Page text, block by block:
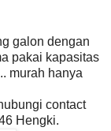
galon dengan
pakai kapasitas
murah hanya
contact
Hengki.